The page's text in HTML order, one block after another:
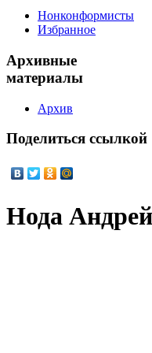
Нонконформисты
Избранное
Архивные
материалы
Архив
Поделиться ссылкой
Нода